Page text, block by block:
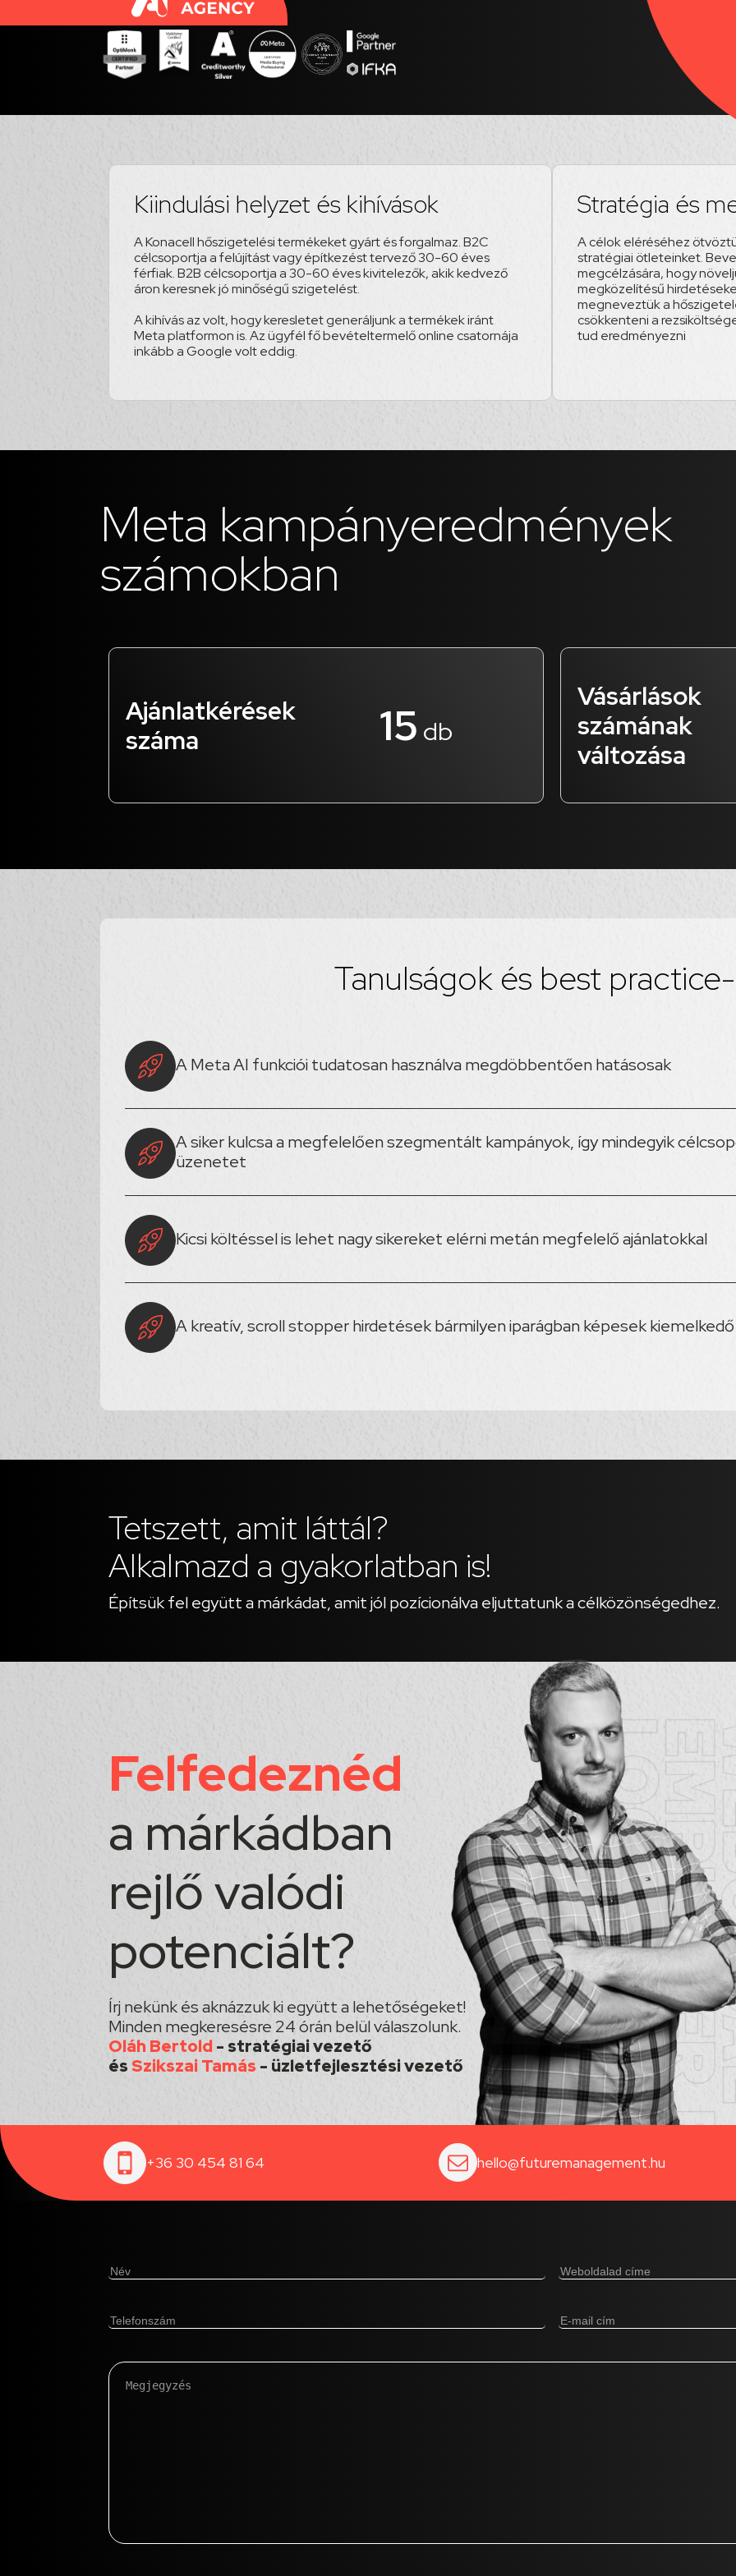
Kiindulási helyzet és kihívások
A Konacell hőszigetelési termékeket gyárt és forgalmaz. B2C
célcsoportja a felújítást vagy építkezést tervező 30-60 éves
férfiak. B2B célcsoportja a 30-60 éves kivitelezők, akik kedvező
áron keresnek jó minőségű szigetelést.
A kihívás az volt, hogy keresletet generáljunk a termékek iránt
Meta platformon is. Az ügyfél fő bevételtermelő online csatornája
inkább a Google volt eddig.
Stratégia és
A célok eléréséhez
stratégiai ötleteinket.
megcélzására, hogy
megközelítésű
megneveztük a
csökkenteni a
tud eredményezni
Meta kampányeredmények
számokban
Ajánlatkérések
száma
15 db
Vásárlások
számának
változása
Tanulságok és best
A Meta AI funkciói tudatosan használva megdöbbentően hatásosak
A siker kulcsa a megfelelően szegmentált kampányok, így mindegyik
üzenetet
Kicsi költéssel is lehet nagy sikereket elérni metán megfelelő ajánlatokkal
A kreatív, scroll stopper hirdetések bármilyen iparágban képesek
Tetszett, amit láttál?
Alkalmazd a gyakorlatban is!
Építsük fel együtt a márkádat, amit jól pozícionálva eljuttatunk a célközönségedhez.
Felfedeznéd
a márkádban
rejlő valódi
potenciált?
Írj nekünk és aknázzuk ki együtt a lehetőségeket!
Minden megkeresésre 24 órán belül válaszolunk.
Oláh Bertold- stratégiai vezető
ésSzikszai Tamás- üzletfejlesztési vezető
+36 30 454 81 64 hello@futuremanagement.hu
Név
Weboldalad
Telefonszám
E-
Megjegyzés